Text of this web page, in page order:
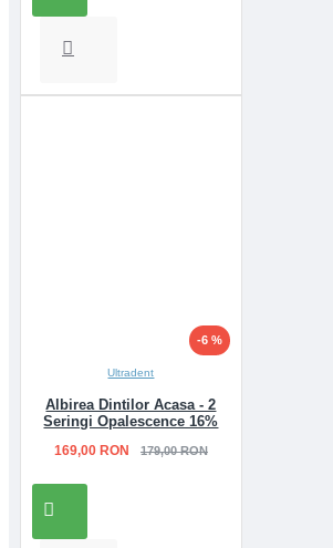
-6 %
Ultradent
Albirea Dintilor Acasa - 2
Seringi Opalescence 16%
169,00 RON 179,00 RON